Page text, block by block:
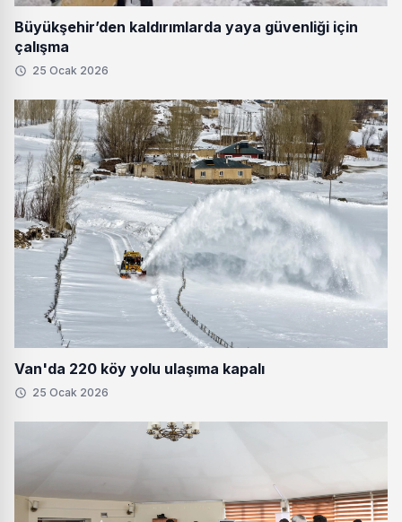
Büyükşehir’den kaldırımlarda yaya güvenliği için
çalışma
25 Ocak 2026
Van'da 220 köy yolu ulaşıma kapalı
25 Ocak 2026